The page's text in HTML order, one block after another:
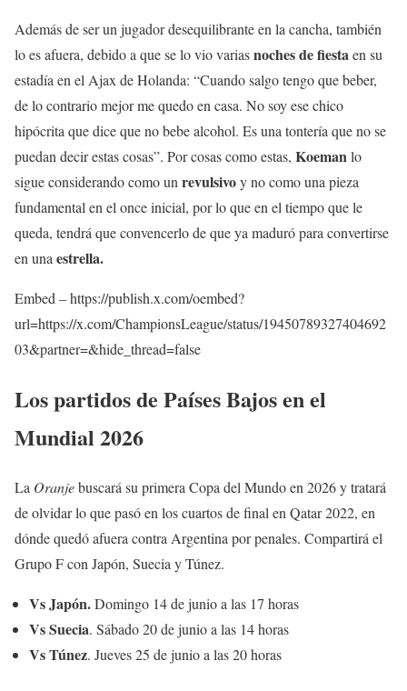
Además de ser un jugador desequilibrante en la cancha, también
lo es afuera, debido a que se lo vio variasnoches de fiestaen su
estadía en el Ajax de Holanda: “Cuando salgo tengo que beber,
de lo contrario mejor me quedo en casa. No soy ese chico
hipócrita que dice que no bebe alcohol. Es una tontería que no se
puedan decir estas cosas”. Por cosas como estas, Koemanlo
sigue considerando como un revulsivoy no como una pieza
fundamental en el once inicial, por lo que en el tiempo que le
queda, tendrá que convencerlo de que ya maduró para convertirse
en una estrella.
Embed – https://publish.x.com/oembed?
url=https://x.com/ChampionsLeague/status/19450789327404692
03&partner=&hide_thread=false
Los partidos de Países Bajos en el
Mundial 2026
La Oranjebuscará su primera Copa del Mundo en 2026 y tratará
de olvidar lo que pasó en los cuartos de final en Qatar 2022, en
dónde quedó afuera contra Argentina por penales. Compartirá el
Grupo F con Japón, Suecia y Túnez.
Vs Japón.Domingo 14 de junio a las 17 horas
Vs Suecia. Sábado 20 de junio a las 14 horas
Vs Túnez. Jueves 25 de junio a las 20 horas